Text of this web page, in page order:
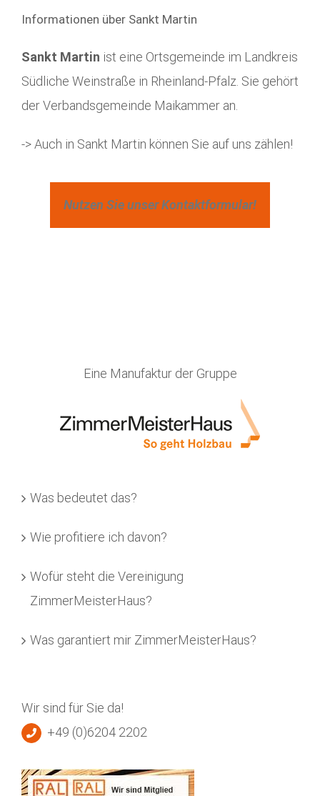
Informationen über Sankt Martin
Sankt Martin ist eine Ortsgemeinde im Landkreis
Südliche Weinstraße in Rheinland-Pfalz. Sie gehört
der Verbandsgemeinde Maikammer an.
-> Auch in Sankt Martin können Sie auf uns zählen!
Nutzen Sie unser Kontaktformular!
Eine Manufaktur der Gruppe
Was bedeutet das?
Wie profitiere ich davon?
Wofür steht die Vereinigung
ZimmerMeisterHaus?
Was garantiert mir ZimmerMeisterHaus?
Wir sind für Sie da!
+49 (0)6204 2202